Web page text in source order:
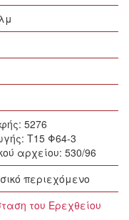
5276
Τ15 Φ64-3
αρχείου: 530/96
περιεχόμενο
του Ερεχθείου